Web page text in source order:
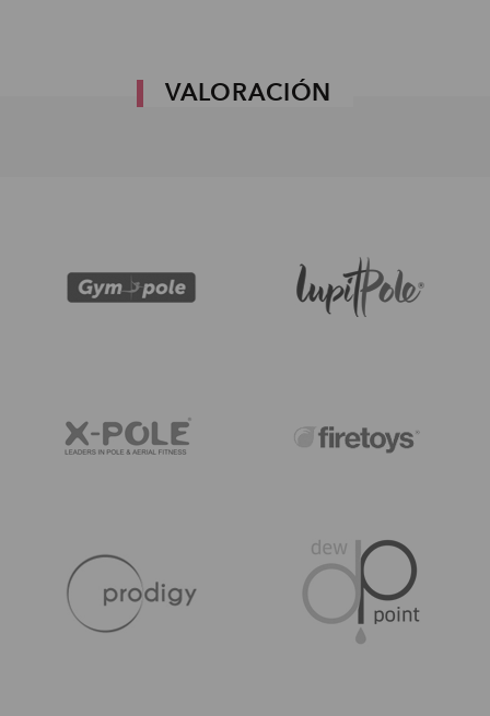
VALORACIÓN